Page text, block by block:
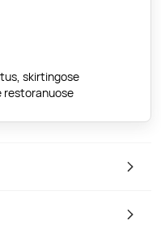
skirtingose
restoranuose